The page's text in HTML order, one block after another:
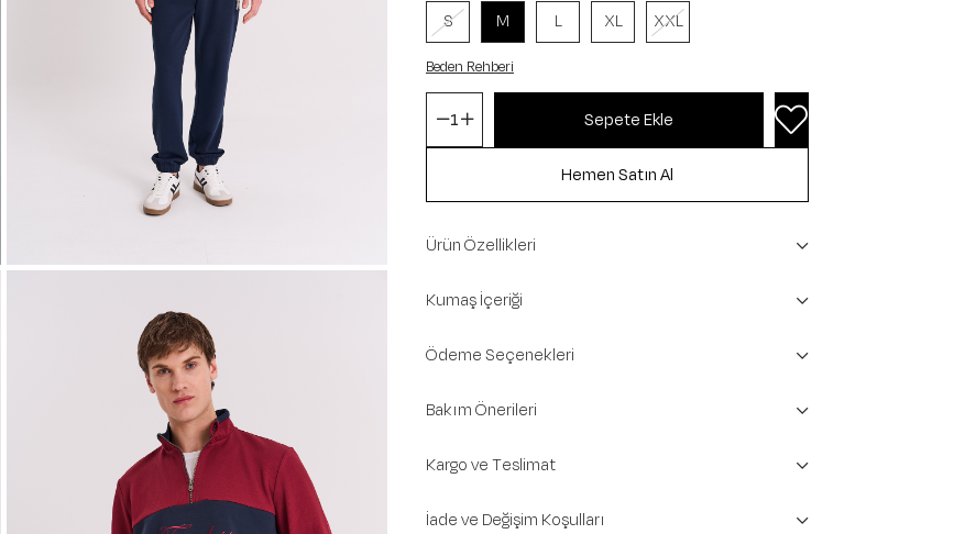
S M L XL XXL
Beden Rehberi
Ürün Özellikleri
Kumaş İçeriği
Ödeme Seçenekleri
Bakım Önerileri
Kargo ve Teslimat
İade ve Değişim Koşulları